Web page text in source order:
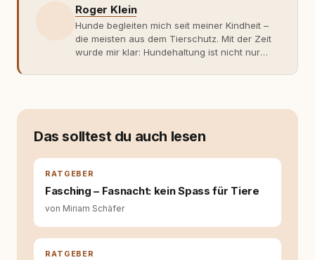
Roger Klein
Hunde begleiten mich seit meiner Kindheit –
die meisten aus dem Tierschutz. Mit der Zeit
wurde mir klar: Hundehaltung ist nicht nur
Fachwissen. Der Wendepunkt kam mit meinem
moderner Hundeerziehung
entsteht echte Bindung dort, wo Verständnis
Wissen ersetzt – nicht umgekehrt. Aus dieser
Entwicklung entstand rundum.dog – ein
Wissens- und Serviceportal für
Hundehalter:innen in Deutschland, Österreich
und der Schweiz. Meine Überzeugung:
Tierschutz beginnt mit Wissen. Wer seinen
Hund versteht, trifft bessere Entscheidungen –
Das solltest du auch lesen
RATGEBER
Fasching – Fasnacht: kein Spass für Tiere
von Miriam Schäfer
RATGEBER